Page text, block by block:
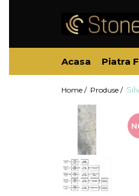
Acasa Piatra
Home / Produse /